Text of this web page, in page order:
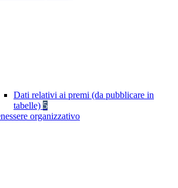
Dati relativi ai premi (da pubblicare in
tabelle) 5
organizzativo